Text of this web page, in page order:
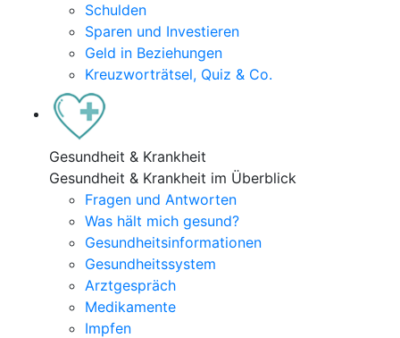
Schulden
Sparen und Investieren
Geld in Beziehungen
Kreuzworträtsel, Quiz & Co.
Gesundheit & Krankheit
Gesundheit & Krankheit im Überblick
Fragen und Antworten
Was hält mich gesund?
Gesundheitsinformationen
Gesundheitssystem
Arztgespräch
Medikamente
Impfen